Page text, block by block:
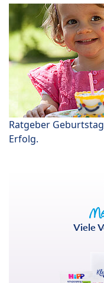
Ratgeber
Erfolg.
Viele